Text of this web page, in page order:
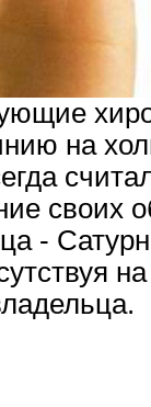
на
сво­их
-